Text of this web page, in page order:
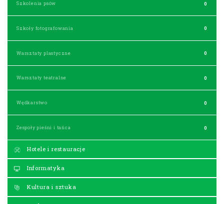
Szkolenia psów 0
Szkoły fotografowania 0
Warsztaty plastyczne 0
Warsztaty teatralne 0
Wędkarstwo 0
Zespoły pieśni i tańca 0
Hotele i restauracje
Informatyka
Kultura i sztuka